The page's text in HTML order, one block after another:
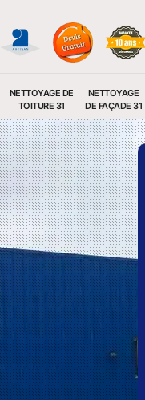
NETTOYAGE DE
TOITURE 31
NETTOYAGE
DE FAÇADE 31